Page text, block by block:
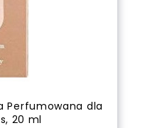
Perfumowana dla
20 ml